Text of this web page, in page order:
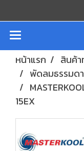
หน้าแรก สินค้
พัดลมธรรมดา
15EX